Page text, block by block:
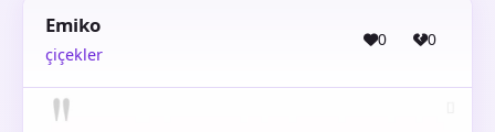
Emiko
çiçekler
0 0